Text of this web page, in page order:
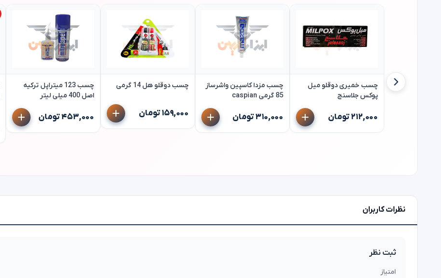
چسب خمیری دوقلو میل
پوکس جلاسنج
۲۱۲,۰۰۰ تومان
چسب مزدا کاسپین واشرساز
85 گرمی caspian
۳۱۰,۰۰۰ تومان
چسب دوقلو هل 14 گرمی
۱۵۹,۰۰۰ تومان
چسب 123 میتراپل ترکیه
اصل 400 میلی لیتر
۴۵۳,۰۰۰ تومان
نظرات کاربران
ثبت نظر
امتیاز